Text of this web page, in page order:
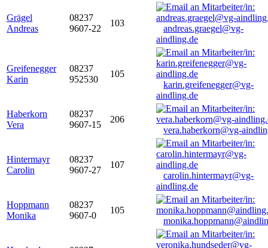
Grägel
Andreas
08237
9607-22
103
andreas.graegel@vg-
aindling.de
Greifenegger
Karin
08237
952530
105
karin.greifenegger@vg-
aindling.de
Haberkorn
Vera
08237
9607-15
206
vera.haberkorn@vg-
Hintermayr
Carolin
08237
9607-27
107
carolin.hintermayr@vg-
aindling.de
Hoppmann
Monika
08237
9607-0
105